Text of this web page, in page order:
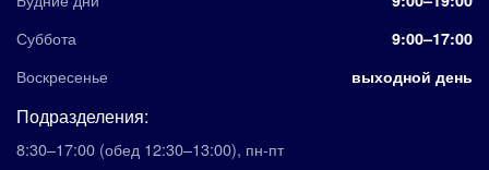
Суббота 9:00–17:00
Воскресенье выходной день
Подразделения:
8:30–17:00 (обед 12:30–13:00), пн-пт